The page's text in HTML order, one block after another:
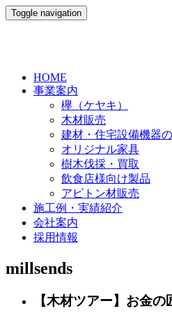
Toggle navigation
HOME
事業案内
欅（ケヤキ）
木材販売
建材・住宅設備機器
オリジナル家具
樹木伐採・買取
飲食店様向け製品
アピトン材販売
施工例・実績紹介
会社案内
採用情報
millsends
【木材ツアー】お金